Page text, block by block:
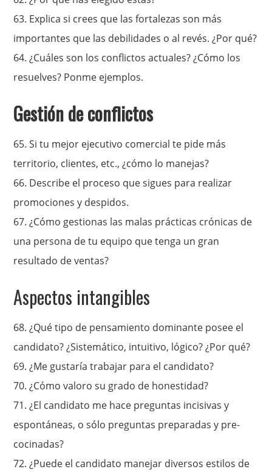
63. Explica si crees que las fortalezas son más
importantes que las debilidades o al revés. ¿Por qué?
64.¿Cuáles son los conflictos actuales?¿Cómo los
resuelves? Ponme ejemplos.
Gestión de conflictos
65. Si tu mejor ejecutivo comercial te pide más
territorio, clientes, etc., ¿cómo lo manejas?
66. Describe el proceso que sigues para realizar
promociones y despidos.
67.¿Cómo gestionas las malas prácticas crónicas de
una persona de tu equipo que tenga un gran
resultado de ventas?
Aspectos intangibles
68. ¿Qué tipo de pensamiento dominante posee el
candidato? ¿Sistemático, intuitivo, lógico? ¿Por qué?
69.¿Me gustaría trabajar para el candidato?
70.¿Cómo valoro su grado de honestidad?
71.¿El candidato me hace preguntas incisivas y
espontáneas, o sólo preguntas preparadas y pre-
cocinadas?
72.¿Puede el candidato manejar diversos estilos de